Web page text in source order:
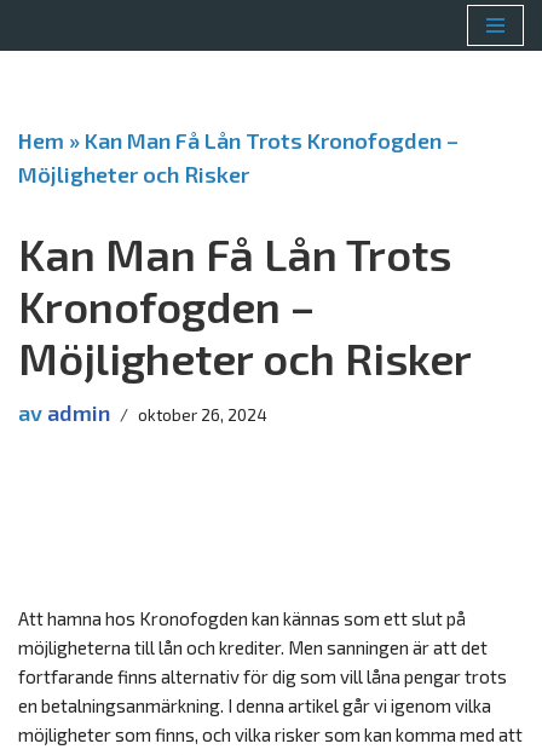
Hem » Kan Man Få Lån Trots Kronofogden –
Möjligheter och Risker
Kan Man Få Lån Trots
Kronofogden –
Möjligheter och Risker
av admin oktober 26, 2024
Att hamna hos Kronofogden kan kännas som ett slut på
möjligheterna till lån och krediter. Men sanningen är att det
fortfarande finns alternativ för dig som vill låna pengar trots
en betalningsanmärkning. I denna artikel går vi igenom vilka
möjligheter som finns, och vilka risker som kan komma med att